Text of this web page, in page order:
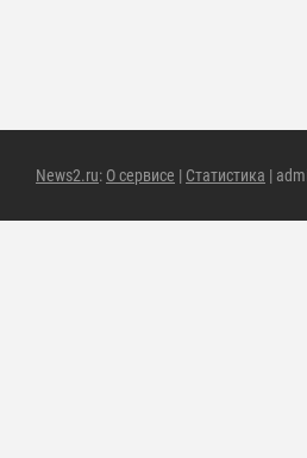
News2.ru: О сервисе | Статистика |